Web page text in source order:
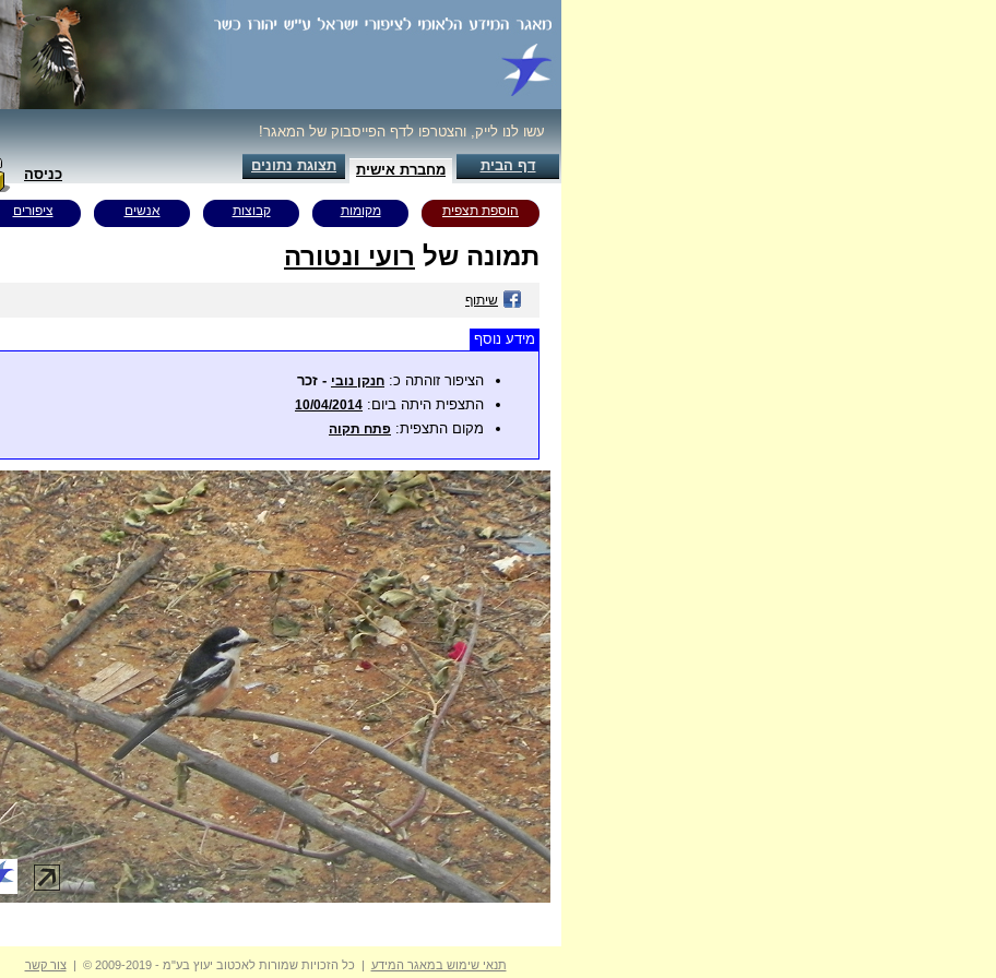
עשו לנו לייק, והצטרפו לדף הפייסבוק של המאגר!
דף הבית מחברת אישית תצוגת נתונים
כניסה
הוספת תצפית מקומות קבוצות אנשים ציפורים
תמונה של רועי ונטורה
שיתוף
מידע נוסף
הציפור זוהתה כ: חנקן נובי - זכר
התצפית היתה ביום: 10/04/2014
מקום התצפית: פתח תקוה
תנאי שימוש במאגר המידע | כל הזכויות שמורות לאכטוב יעוץ בע"מ - 2009-2019 © | צור קשר